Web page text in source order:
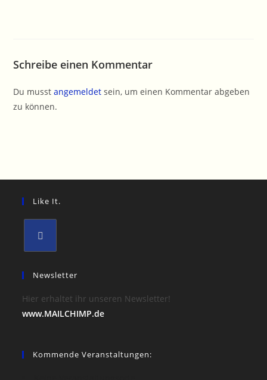
Schreibe einen Kommentar
Du musstangemeldet sein, um einen Kommentar abgeben
zu können.
Like It.
in
new
tab
Newsletter
Hier erhaltet ihr unseren Newsletter!
www.MAILCHIMP.de
Kommende Veranstaltungen: